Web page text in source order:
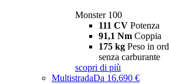
Monster 100
111 CV Potenza
91,1 Nm Coppia
175 kg Peso in
senza carburante
scopri di più
MultistradaDa 16.690 €